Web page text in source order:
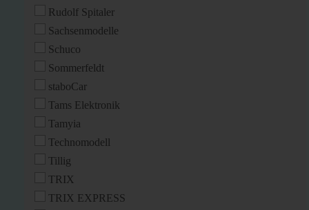
Rudolf Spitaler
Sachsenmodelle
Schuco
Sommerfeldt
staboCar
Tams Elektronik
Tamyia
Technomodell
Tillig
TRIX
TRIX EXPRESS